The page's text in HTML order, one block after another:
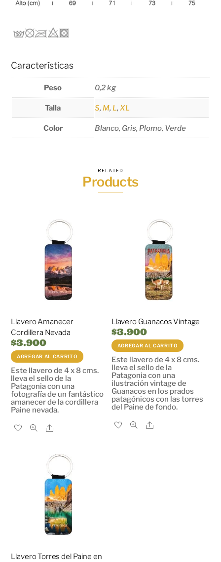
Características
Peso 0,2 kg
Talla S,M,L,XL
Color Blanco, Gris, Plomo, Verde
RELATED
Products
Llavero Amanecer
Cordillera Nevada
$3.900
AGREGAR AL CARRITO
Este llavero de 4 x 8 cms.
lleva el sello de la
Patagonia con una
fotografía de un fantástico
amanecer de la cordillera
Paine nevada.
Share
Llavero Guanacos Vintage
$3.900
AGREGAR AL CARRITO
Este llavero de 4 x 8 cms.
lleva el sello de la
Patagonia con una
ilustración vintage de
Guanacos en los prados
patagónicos con las torres
del Paine de fondo.
Share
Llavero Torres del Paine en